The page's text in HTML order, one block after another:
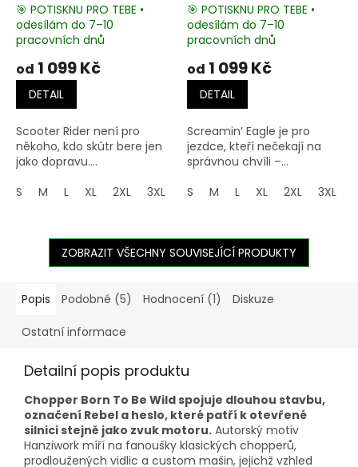
🎯 POTISKNU PRO TEBE •
odesílám do 7–10
pracovních dnů
od 1 099 Kč
DETAIL
Scooter Rider není pro
někoho, kdo skútr bere jen
jako dopravu....
S
M L XL 2XL 3XL 4XL 5XL
🎯 POTISKNU PRO TEBE •
odesílám do 7–10
pracovních dnů
od 1 099 Kč
DETAIL
Screamin’ Eagle je pro
jezdce, kteří nečekají na
správnou chvíli –...
S
M L XL 2XL 3XL
ZOBRAZIT VŠECHNY SOUVISEJÍCÍ PRODUKTY
Popis Podobné (5) Hodnocení (1) Diskuze
Ostatní informace
Detailní popis produktu
Chopper Born To Be Wild spojuje dlouhou stavbu,
označení Rebel a heslo, které patří k otevřené
silnici stejně jako zvuk motoru. Autorský motiv
Hanziwork míří na fanoušky klasických chopperů,
prodloužených vidlic a custom mašin, jejichž vzhled